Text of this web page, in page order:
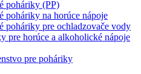
poháriky (PP)
poháriky na horúce nápoje
poháriky pre ochladzovače vody
pre horúce a alkoholické nápoje
pre poháriky